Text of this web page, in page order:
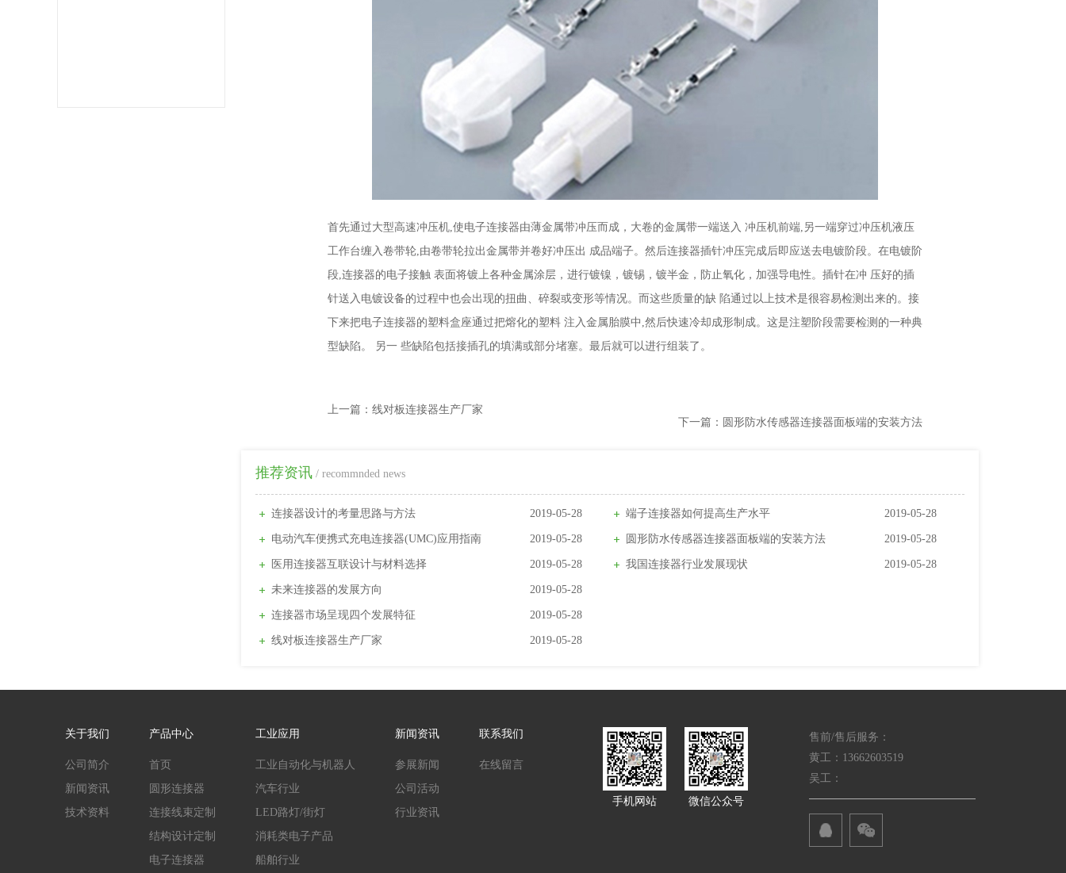
首先通过大型高速冲压机,使电子连接器由薄金属带冲压而成，大卷的金属带一端送入 冲压机前端,另一端穿过冲压机液压
工作台缠入卷带轮,由卷带轮拉出金属带并卷好冲压出 成品端子。然后连接器插针冲压完成后即应送去电镀阶段。在电镀阶
段,连接器的电子接触 表面将镀上各种金属涂层，进行镀镍，镀锡，镀半金，防止氧化，加强导电性。插针在冲 压好的插
针送入电镀设备的过程中也会出现的扭曲、碎裂或变形等情况。而这些质量的缺 陷通过以上技术是很容易检测出来的。接
下来把电子连接器的塑料盒座通过把熔化的塑料 注入金属胎膜中,然后快速冷却成形制成。这是注塑阶段需要检测的一种典
型缺陷。 另一 些缺陷包括接插孔的填满或部分堵塞。最后就可以进行组装了。
上一篇：线对板连接器生产厂家
下一篇：圆形防水传感器连接器面板端的安装方法
推荐资讯 / recommnded news
连接器设计的考量思路与方法 2019-05-28
电动汽车便携式充电连接器(UMC)应用指南 2019-05-28
医用连接器互联设计与材料选择 2019-05-28
未来连接器的发展方向 2019-05-28
连接器市场呈现四个发展特征 2019-05-28
线对板连接器生产厂家 2019-05-28
端子连接器如何提高生产水平 2019-05-28
圆形防水传感器连接器面板端的安装方法 2019-05-28
我国连接器行业发展现状 2019-05-28
关于我们
公司简介
新闻资讯
技术资料
产品中心
首页
圆形连接器
连接线束定制
结构设计定制
电子连接器
工业应用
工业自动化与机器人
汽车行业
LED路灯/街灯
消耗类电子产品
船舶行业
新闻资讯
参展新闻
公司活动
行业资讯
联系我们
在线留言
手机网站 微信公众号
售前/售后服务：
黄工：13662603519
吴工：